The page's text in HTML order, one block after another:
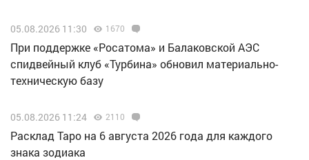
05.08.2026 11:30 1670
При поддержке «Росатома» и Балаковской АЭС
спидвейный клуб «Турбина» обновил материально-
техническую базу
05.08.2026 11:24 2110
Расклад Таро на 6 августа 2026 года для каждого
знака зодиака